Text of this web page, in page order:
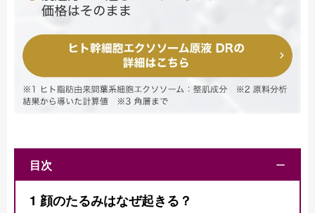
目次 ー
1 顔のたるみはなぜ起きる？